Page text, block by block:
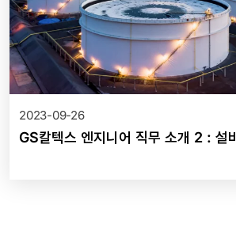
2023-09-26
GS칼텍스 엔지니어 직무 소개 2 : 설비